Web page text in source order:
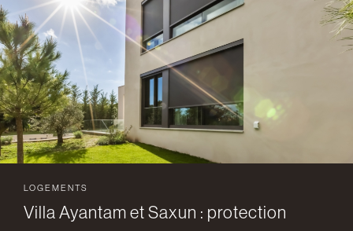
LOGEMENTS
Villa Ayantam et Saxun : protection